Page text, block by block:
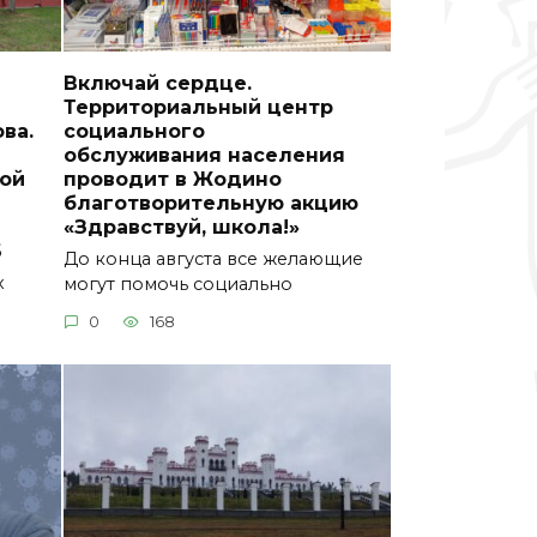
Включай сердце.
Территориальный центр
социального
обслуживания населения
проводит в Жодино
благотворительную акцию
«Здравствуй, школа!»
До конца августа все желающие
могут помочь социально
0 168